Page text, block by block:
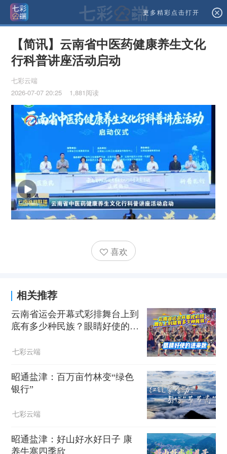
【简讯】云南省中医药健康养生文化
行科普讲座活动启动
七彩云端
2026-07-07 20:25 1,881阅读
喜欢
相关推荐
云南省运会开幕式彩排舞台上到
底有多少种民族？眼睛好使的进
七彩云端
昭通盐津：百万亩竹林变“绿色
银行”
七彩云端
昭通盐津：好山好水好日子 康
养牛寨四季欣
更多精彩点击打开